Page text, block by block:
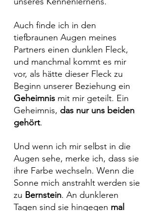
Auch finde ich in den
tiefbraunen Augen meines
Partners einen dunklen Fleck,
und manchmal kommt es mir
vor, als hätte dieser Fleck zu
Beginn unserer Beziehung ein
Geheimnis mit mir geteilt. Ein
Geheimnis, das nur uns beiden
gehört.
Und wenn ich mir selbst in die
Augen sehe, merke ich, dass sie
ihre Farbe wechseln. Wenn die
Sonne mich anstrahlt werden sie
zu Bernstein. An dunkleren
Tagen sind sie hingegen mal